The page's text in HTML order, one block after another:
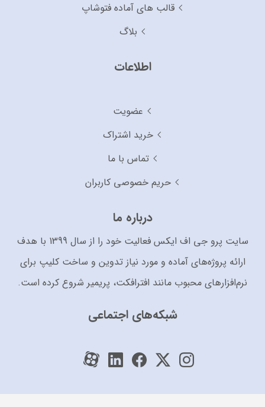
قالب های آماده فتوشاپ
بلاگ
اطلاعات
عضویت
خرید اشتراک
تماس با ما
حریم خصوصی کاربران
درباره ما
سایت پرو جی اف ایکس فعالیت خود را از سال 1399 با هدف
ارائه پروژه‌های آماده و مورد نیاز تدوین و ساخت کلیپ برای
نرم‌افزارهای محبوب مانند افترافکت، پریمیر شروع کرده است.
شبکه‌های اجتماعی